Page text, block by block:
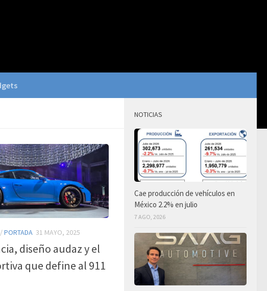
/PORTADA 31 MAYO, 2025
diseño audaz y el
que define al 911
NOTICIAS
Cae producción de vehículos en
México 2.2% en julio
7 AGO, 2026